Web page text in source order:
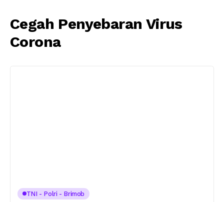
Cegah Penyebaran Virus
Corona
TNI - Polri - Brimob